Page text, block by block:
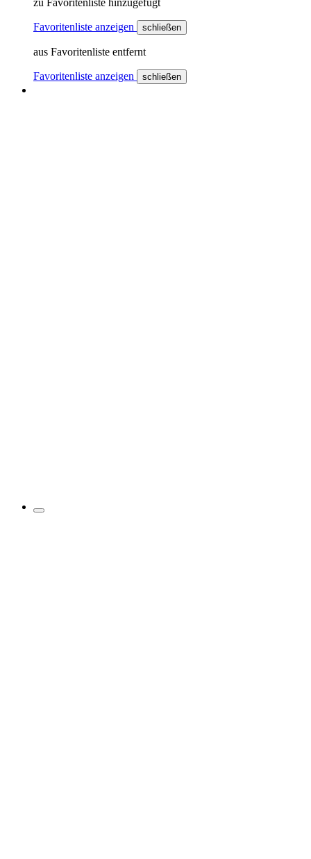
zu Favoritenliste hinzugefügt
Favoritenliste anzeigen schließen
aus Favoritenliste entfernt
Favoritenliste anzeigen schließen